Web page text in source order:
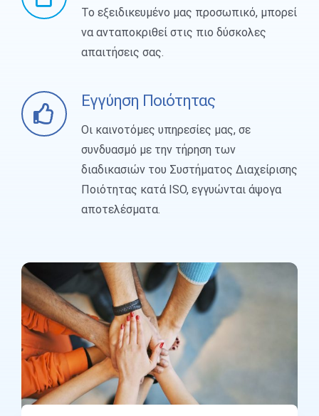
Το εξειδικευμένο μας προσωπικό, μπορεί
να ανταποκριθεί στις πιο δύσκολες
απαιτήσεις σας.
Εγγύηση Ποιότητας
Οι καινοτόμες υπηρεσίες μας, σε
συνδυασμό με την τήρηση των
διαδικασιών του Συστήματος Διαχείρισης
Ποιότητας κατά ISO, εγγυώνται άψογα
αποτελέσματα.